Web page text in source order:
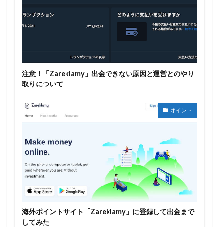
注意！「Zareklamy」出金できない原因と運営とのやり
取りについて
ポイント
海外ポイントサイト「Zareklamy」に登録して出金まで
してみた